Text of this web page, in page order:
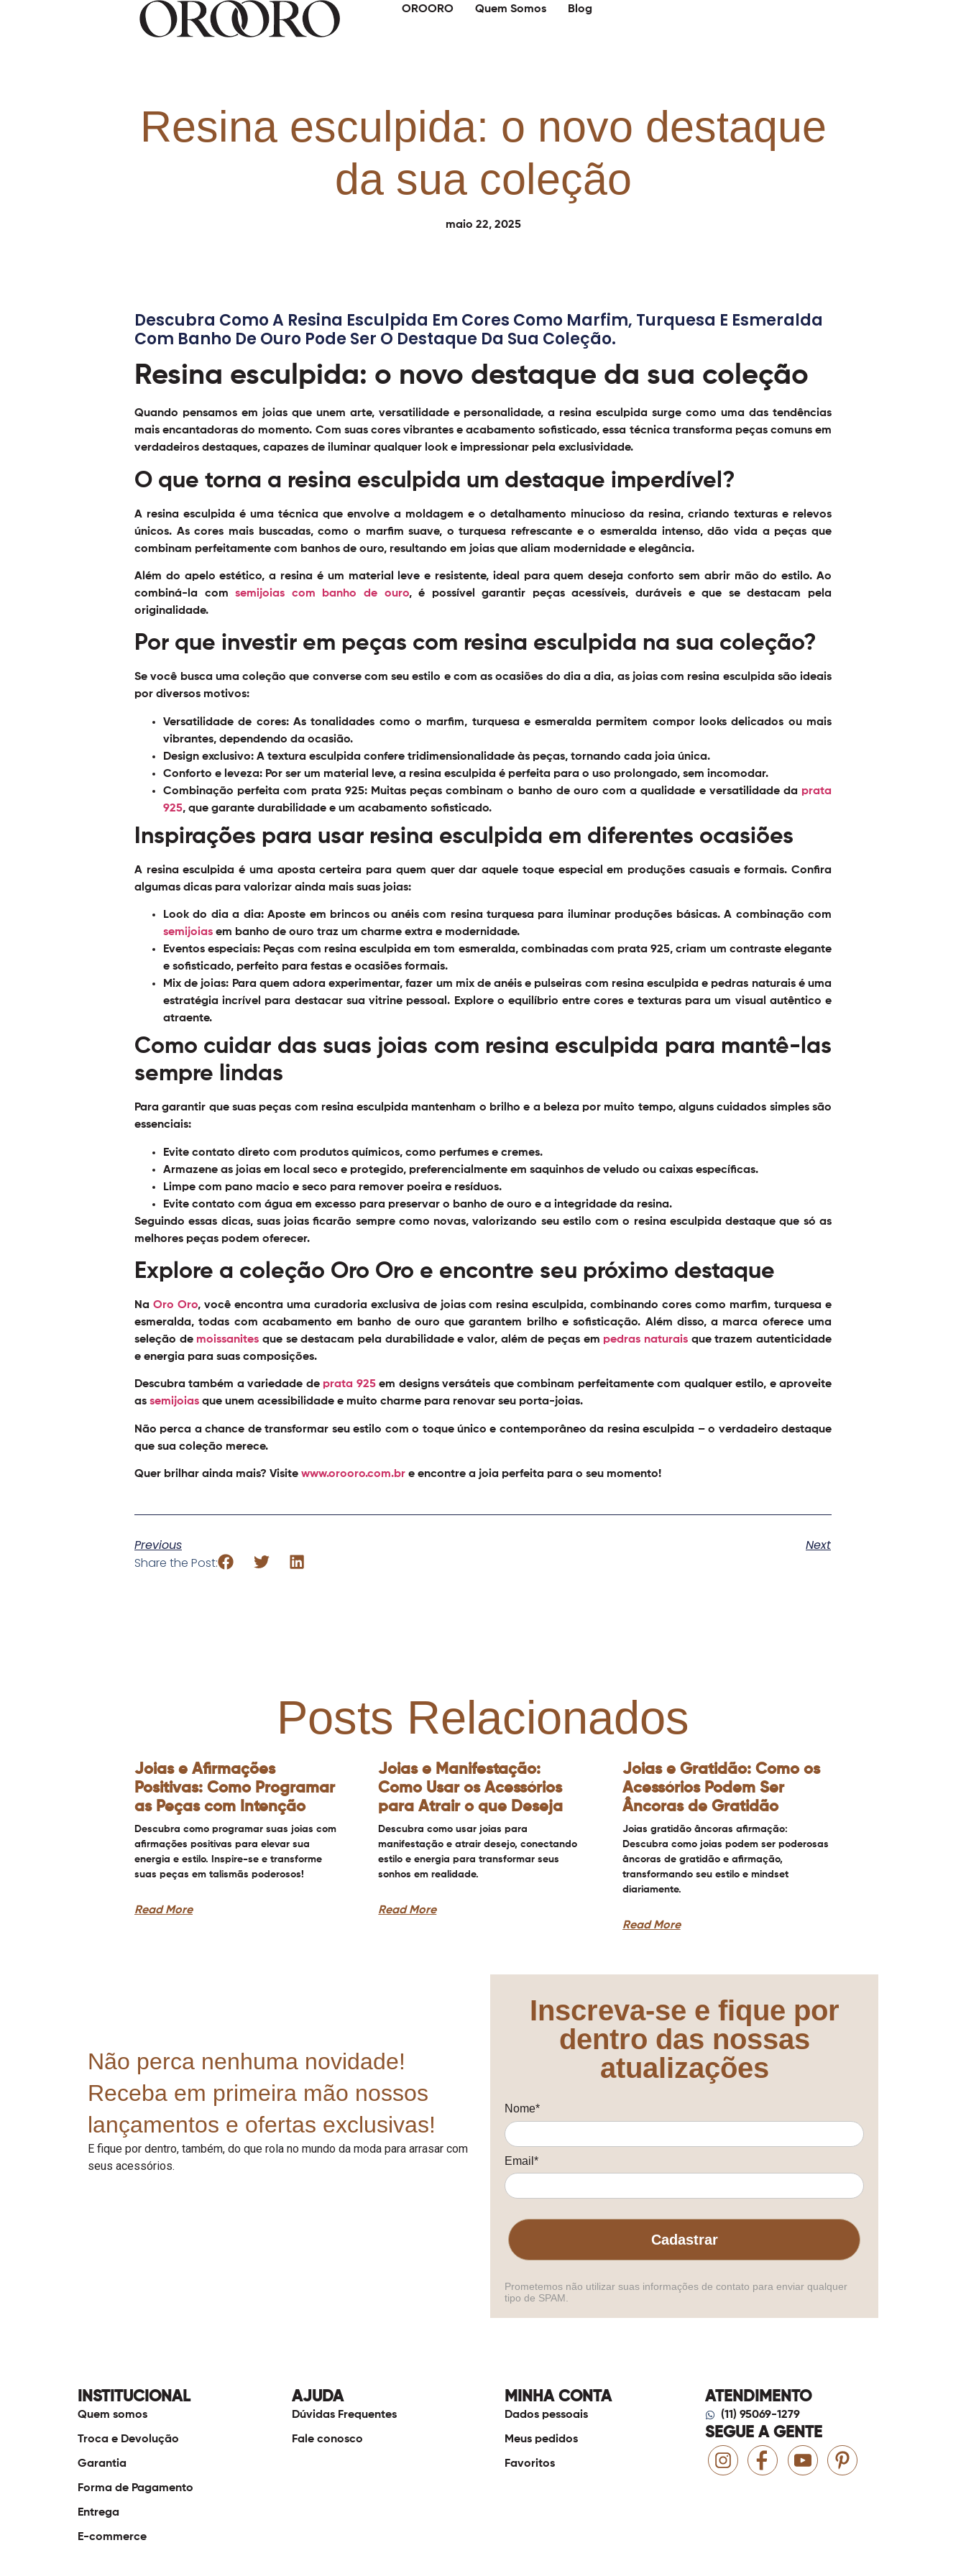
OROORO Quem Somos Blog
Resina esculpida: o novo destaque
da sua coleção
maio 22, 2025
Descubra Como A Resina Esculpida Em Cores Como Marfim, Turquesa E Esmeralda
Com Banho De Ouro Pode Ser O Destaque Da Sua Coleção.
Resina esculpida: o novo destaque da sua coleção
Quando pensamos em joias que unem arte, versatilidade e personalidade, a resina esculpida surge como uma das tendências
mais encantadoras do momento. Com suas cores vibrantes e acabamento sofisticado, essa técnica transforma peças comuns em
verdadeiros destaques, capazes de iluminar qualquer look e impressionar pela exclusividade.
O que torna a resina esculpida um destaque imperdível?
A resina esculpida é uma técnica que envolve a moldagem e o detalhamento minucioso da resina, criando texturas e relevos
únicos. As cores mais buscadas, como o marfim suave, o turquesa refrescante e o esmeralda intenso, dão vida a peças que
combinam perfeitamente com banhos de ouro, resultando em joias que aliam modernidade e elegância.
Além do apelo estético, a resina é um material leve e resistente, ideal para quem deseja conforto sem abrir mão do estilo. Ao
combiná-la comsemijoias com banho de ouro, é possível garantir peças acessíveis, duráveis e que se destacam pela
originalidade.
Por que investir em peças com resina esculpida na sua coleção?
Se você busca uma coleção que converse com seu estilo e com as ocasiões do dia a dia, as joias com resina esculpida são ideais
por diversos motivos:
Versatilidade de cores:As tonalidades como o marfim, turquesa e esmeralda permitem compor looks delicados ou mais
vibrantes, dependendo da ocasião.
Design exclusivo: A textura esculpida confere tridimensionalidade às peças, tornando cada joia única.
Conforto e leveza: Por ser um material leve, a resina esculpida é perfeita para o uso prolongado, sem incomodar.
Combinação perfeita com prata 925:Muitas peças combinam o banho de ouro com a qualidade e versatilidade da prata
925, que garante durabilidade e um acabamento sofisticado.
Inspirações para usar resina esculpida em diferentes ocasiões
A resina esculpida é uma aposta certeira para quem quer dar aquele toque especial em produções casuais e formais. Confira
algumas dicas para valorizar ainda mais suas joias:
Look do dia a dia:Aposte em brincos ou anéis com resina turquesa para iluminar produções básicas. A combinação com
semijoias em banho de ouro traz um charme extra e modernidade.
Eventos especiais: Peças com resina esculpida em tom esmeralda, combinadas com prata 925, criam um contraste elegante
e sofisticado, perfeito para festas e ocasiões formais.
Mix de joias: Para quem adora experimentar, fazer um mix de anéis e pulseiras com resina esculpida e pedras naturais é uma
estratégia incrível para destacar sua vitrine pessoal. Explore o equilíbrio entre cores e texturas para um visual autêntico e
atraente.
Como cuidar das suas joias com resina esculpida para mantê-las
sempre lindas
Para garantir que suas peças com resina esculpida mantenham o brilho e a beleza por muito tempo, alguns cuidados simples são
essenciais:
Evite contato direto com produtos químicos, como perfumes e cremes.
Armazene as joias em local seco e protegido, preferencialmente em saquinhos de veludo ou caixas específicas.
Limpe com pano macio e seco para remover poeira e resíduos.
Evite contato com água em excesso para preservar o banho de ouro e a integridade da resina.
Seguindo essas dicas, suas joias ficarão sempre como novas, valorizando seu estilo com o resina esculpida destaque que só as
melhores peças podem oferecer.
Explore a coleção Oro Oro e encontre seu próximo destaque
Na Oro Oro, você encontra uma curadoria exclusiva de joias com resina esculpida, combinando cores como marfim, turquesa e
esmeralda, todas com acabamento em banho de ouro que garantem brilho e sofisticação. Além disso, a marca oferece uma
seleção de moissanites que se destacam pela durabilidade e valor, além de peças em pedras naturais que trazem autenticidade
e energia para suas composições.
Descubra também a variedade de prata 925em designs versáteis que combinam perfeitamente com qualquer estilo, e aproveite
as semijoias que unem acessibilidade e muito charme para renovar seu porta-joias.
Não perca a chance de transformar seu estilo com o toque único e contemporâneo da resina esculpida – o verdadeiro destaque
que sua coleção merece.
Quer brilhar ainda mais? Visite www.orooro.com.br e encontre a joia perfeita para o seu momento!
Previous
Next
Share the Post:
Posts Relacionados
Joias e Afirmações
Positivas: Como Programar
as Peças com Intenção
Descubra como programar suas joias com
afirmações positivas para elevar sua
energia e estilo. Inspire-se e transforme
suas peças em talismãs poderosos!
Read More
Joias e Manifestação:
Como Usar os Acessórios
para Atrair o que Deseja
Descubra como usar joias para
manifestação e atrair desejo, conectando
estilo e energia para transformar seus
sonhos em realidade.
Read More
Joias e Gratidão: Como os
Acessórios Podem Ser
Âncoras de Gratidão
Joias gratidão âncoras afirmação:
Descubra como joias podem ser poderosas
âncoras de gratidão e afirmação,
transformando seu estilo e mindset
diariamente.
Read More
Não perca nenhuma novidade!
Receba em primeira mão nossos
lançamentos e ofertas exclusivas!
E fique por dentro, também, do que rola no mundo da moda para arrasar com
seus acessórios.
Inscreva-se e fique por
dentro das nossas
atualizações
Nome*
Email*
Cadastrar
Prometemos não utilizar suas informações de contato para enviar qualquer
tipo de SPAM.
INSTITUCIONAL
Quem somos
Troca e Devolução
Garantia
Forma de Pagamento
Entrega
E-commerce
AJUDA
Dúvidas Frequentes
Fale conosco
MINHA CONTA
Dados pessoais
Meus pedidos
Favoritos
ATENDIMENTO
(11) 95069-1279
SEGUE A GENTE